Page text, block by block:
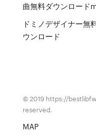
曲無料ダウンロード
ドミノデザイナー無
ウンロード
© 2019 https://
reserved.
MAP